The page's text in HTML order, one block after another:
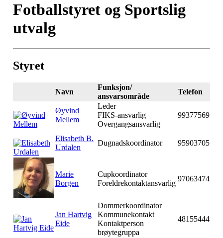
Fotballstyret og Sportslig
utvalg
Styret
Navn
Funksjon/
ansvarsområde
Telefon
Øyvind
Mellem
Leder
FIKS-ansvarlig
Overgangsansvarlig
99377569
Elisabeth B.
Urdalen
Dugnadskoordinator 95903705
Marie
Borgen
Cupkoordinator
Foreldrekontaktansvarlig
97063474
Jan Hartvig
Eide
Dommerkoordinator
Kommunekontakt
Kontaktperson
brøytegruppa
48155444